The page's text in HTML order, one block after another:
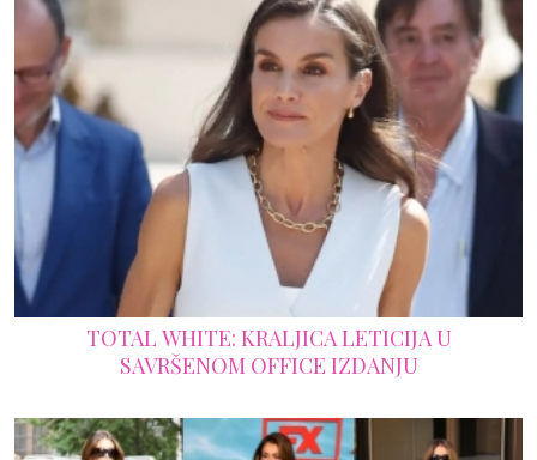
TOTAL WHITE: KRALJICA LETICIJA U
SAVRŠENOM OFFICE IZDANJU